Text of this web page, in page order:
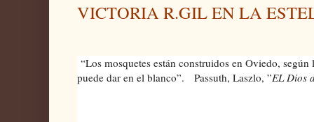
VICTORIA R.GIL EN LA
“Los mosquetes están construidos en Oviedo,
puede dar en el blanco”.
Passuth, Laszlo, ”EL Dios